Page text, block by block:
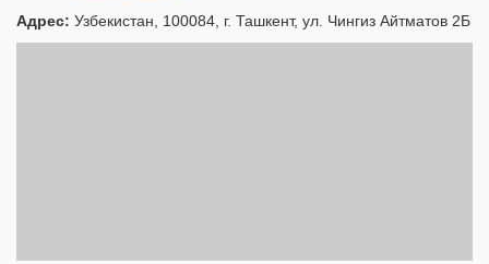
Адрес: Узбекистан, 100084, г. Ташкент, ул. Чингиз Айтматов 2Б